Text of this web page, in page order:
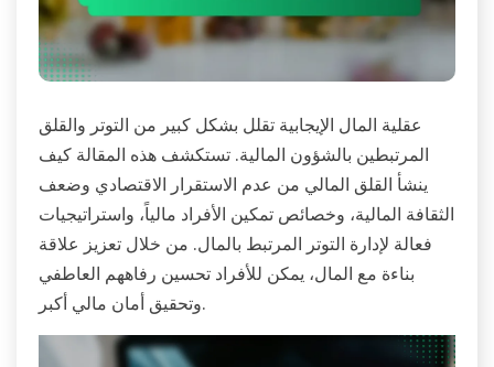
عقلية المال الإيجابية تقلل بشكل كبير من التوتر والقلق
المرتبطين بالشؤون المالية. تستكشف هذه المقالة كيف
ينشأ القلق المالي من عدم الاستقرار الاقتصادي وضعف
الثقافة المالية، وخصائص تمكين الأفراد مالياً، واستراتيجيات
فعالة لإدارة التوتر المرتبط بالمال. من خلال تعزيز علاقة
بناءة مع المال، يمكن للأفراد تحسين رفاههم العاطفي
وتحقيق أمان مالي أكبر.